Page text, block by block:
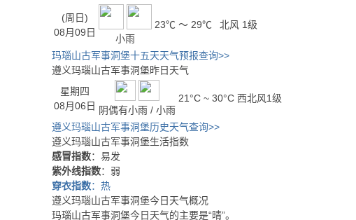
(周日)
08月09日
小雨
23℃ ～ 29℃ 北风 1级
玛瑙山古军事洞堡十五天天气预报查询>>
遵义玛瑙山古军事洞堡昨日天气
星期四
08月06日 阴偶有小雨 / 小雨
21°C ~ 30°C 西北风1级
遵义玛瑙山古军事洞堡历史天气查询>>
遵义玛瑙山古军事洞堡生活指数
感冒指数：易发
紫外线指数：弱
穿衣指数：热
遵义玛瑙山古军事洞堡今日天气概况
玛瑙山古军事洞堡今日天气的主要是“晴”。